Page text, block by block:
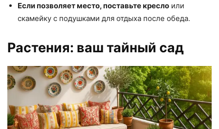
Если позволяет место, поставьте кресло или
скамейку с подушками для отдыха после обеда.
Растения: ваш тайный сад